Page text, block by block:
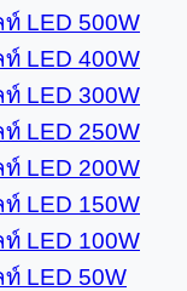
LED 500W
LED 400W
LED 300W
LED 250W
LED 200W
LED 150W
LED 100W
LED 50W